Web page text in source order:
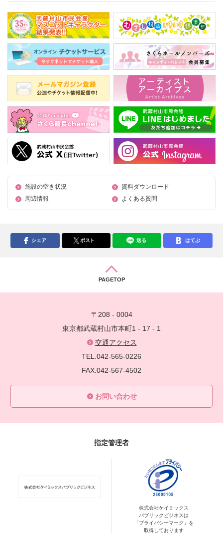
施設の空き状況
資料ダウンロード
周辺情報
よくある質問
シェア ポスト 送る はてぶ
PAGETOP
〒208 - 0004
東京都武蔵村山市本町1 - 17 - 1
交通アクセス
TEL.042-565-0226
FAX.042-567-4502
お問い合わせ
指定管理者
株式会社ケイミックス
パブリックビジネスは
「プライバシーマーク」を
取得しております